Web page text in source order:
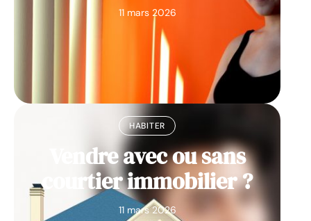
11 mars 2026
HABITER
Vendre avec ou sans
courtier immobilier ?
11 mars 2026